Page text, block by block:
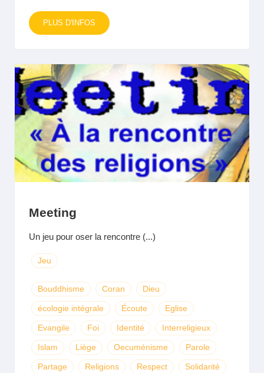
PLUS D'INFOS
Meeting
Un jeu pour oser la rencontre (...)
Jeu
Bouddhisme Coran Dieu
écologie intégrale Écoute Eglise
Evangile Foi Identité Interreligieux
Islam Liège Oecuménisme Parole
Partage Religions Respect Solidarité